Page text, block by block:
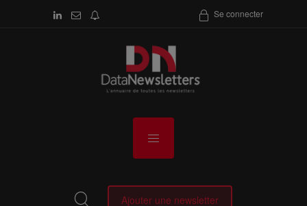
Se connecter
Ajouter une newsletter